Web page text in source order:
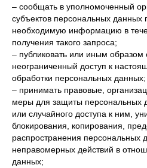
– сообщать в уполномоченный
субъектов персональных данных
необходимую информацию в
получения такого запроса;
– публиковать или иным образом
неограниченный доступ к
обработки персональных данных;
– принимать правовые,
меры для защиты персональных
или случайного доступа к ним,
блокирования, копирования,
распространения персональных
неправомерных действий в
данных;